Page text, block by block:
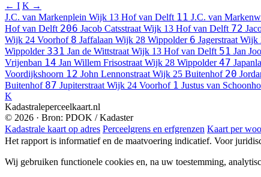
← I K →
J.C. van Markenplein Wijk 13 Hof van Delft 11 J.C. van
Hof van Delft 206 Jacob Catsstraat Wijk 13 Hof van Delft 72
Wijk 24 Voorhof 8 Jaffalaan Wijk 28 Wippolder 6 Jagerstraat Wijk
Wippolder 331 Jan de Wittstraat Wijk 13 Hof van Delft 51 Jan
Vrijenban 14 Jan Willem Frisostraat Wijk 28 Wippolder 47
Voordijkshoorn 12 John Lennonstraat Wijk 25 Buitenhof 20
Buitenhof 87 Jupiterstraat Wijk 24 Voorhof 1 Justus van
K
Kadastraleperceelkaart.nl
© 2026 · Bron: PDOK / Kadaster
Kadastrale kaart op adres Perceelgrens en erfgrenzen Kaart per
Het rapport is informatief en de maatvoering indicatief. Voor
Wij gebruiken functionele cookies en, na uw toestemming,